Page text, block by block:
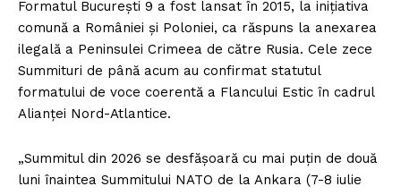
Formatul București 9 a fost lansat în 2015, la inițiativa
comună a României și Poloniei, ca răspuns la anexarea
ilegală a Peninsulei Crimeea de către Rusia. Cele zece
Summituri de până acum au confirmat statutul
formatului de voce coerentă a Flancului Estic în cadrul
Alianței Nord-Atlantice.
„Summitul din 2026 se desfășoară cu mai puțin de două
luni înaintea Summitului NATO de la Ankara (7-8 iulie